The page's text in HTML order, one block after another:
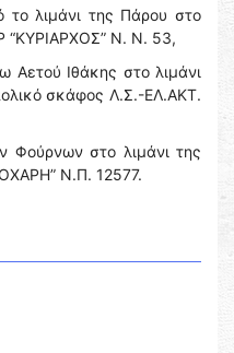
το λιμάνι της Πάρου στο
“ΚΥΡΙΑΡΧΟΣ” Ν. Ν. 53,
Αετού Ιθάκης στο λιμάνι
σκάφος Λ.Σ.-ΕΛ.ΑΚΤ.
Φούρνων στο λιμάνι της
Ν.Π. 12577.